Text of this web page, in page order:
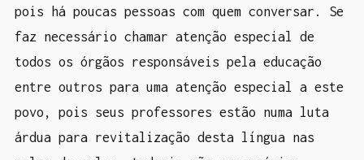
pois há poucas pessoas com quem conversar. Se
faz necessário chamar atenção especial de
todos os órgãos responsáveis pela educação
entre outros para uma atenção especial a este
povo, pois seus professores estão numa luta
árdua para revitalização desta língua nas